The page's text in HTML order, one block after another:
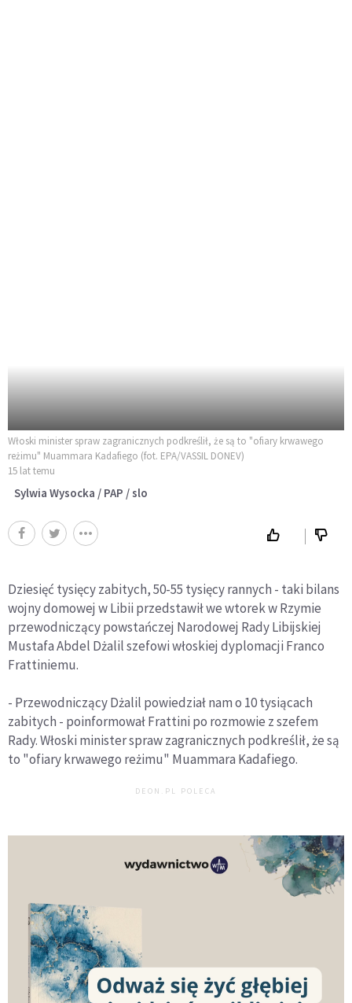
Włoski minister spraw zagranicznych podkreślił, że są to "ofiary krwawego
reżimu" Muammara Kadafiego (fot. EPA/VASSIL DONEV)
15 lat temu
Sylwia Wysocka / PAP / slo
Dziesięć tysięcy zabitych, 50-55 tysięcy rannych - taki bilans
wojny domowej w Libii przedstawił we wtorek w Rzymie
przewodniczący powstańczej Narodowej Rady Libijskiej
Mustafa Abdel Dżalil szefowi włoskiej dyplomacji Franco
Frattiniemu.
- Przewodniczący Dżalil powiedział nam o 10 tysiącach
zabitych - poinformował Frattini po rozmowie z szefem
Rady. Włoski minister spraw zagranicznych podkreślił, że są
to "ofiary krwawego reżimu" Muammara Kadafiego.
DEON.PL POLECA